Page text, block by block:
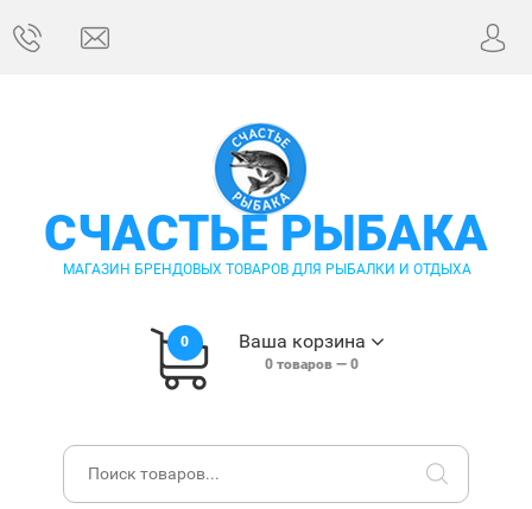
СЧАСТЬЕ РЫБАКА
МАГАЗИН БРЕНДОВЫХ ТОВАРОВ ДЛЯ РЫБАЛКИ И ОТДЫХА
0 Ваша корзина
0товаров — 0